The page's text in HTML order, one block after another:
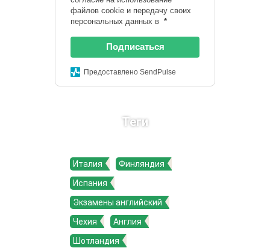
файлов cookie и передачу своих
персональных данных в *
Подписаться
Предоставлено SendPulse
Теги
Италия
Финляндия
Испания
Экзамены английский
Чехия
Англия
Шотландия